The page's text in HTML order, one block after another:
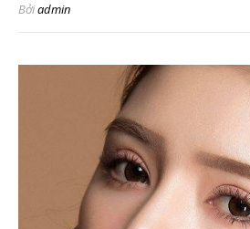
Bởiadmin